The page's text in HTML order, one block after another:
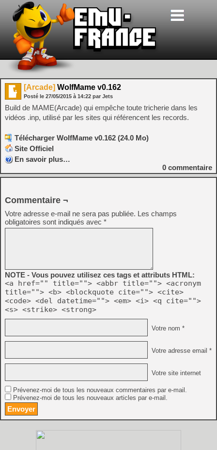
[Arcade] WolfMame v0.162
Posté le 27/05/2015 à 14:22 par Jets
Build de MAME(Arcade) qui empêche toute tricherie dans les
vidéos .inp, utilisé par les sites qui référencent les records.
Télécharger WolfMame v0.162 (24.0 Mo)
Site Officiel
En savoir plus…
0 commentaire
Commentaire ¬
Votre adresse e-mail ne sera pas publiée. Les champs
obligatoires sont indiqués avec *
NOTE - Vous pouvez utilisez ces tags et attributs HTML:
<a href="" title=""> <abbr title=""> <acronym
title=""> <b> <blockquote cite=""> <cite>
<code> <del datetime=""> <em> <i> <q cite="">
<s> <strike> <strong>
Votre nom *
Votre adresse email *
Votre site internet
Prévenez-moi de tous les nouveaux commentaires par e-mail.
Prévenez-moi de tous les nouveaux articles par e-mail.